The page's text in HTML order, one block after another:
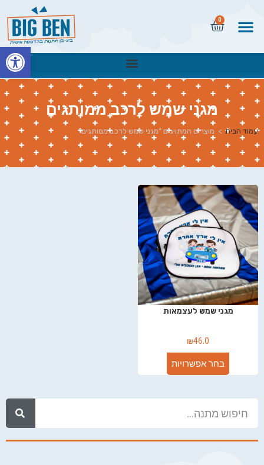
0
מגני שמש לרכב ממותגים
עמוד הבית > מוצרים המתויגים “מגני שמש לרכב ממותגים”
מגני שמש לעצמאות
₪46.0
בחר אפשרויות